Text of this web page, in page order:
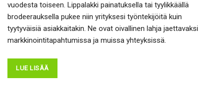
vuodesta toiseen. Lippalakki painatuksella tai tyylikkäällä
brodeerauksella pukee niin yrityksesi työntekijöitä kuin
tyytyväisiä asiakkaitakin. Ne ovat oivallinen lahja jaettavaksi
markkinointitapahtumissa ja muissa yhteyksissä.
LUE LISÄÄ